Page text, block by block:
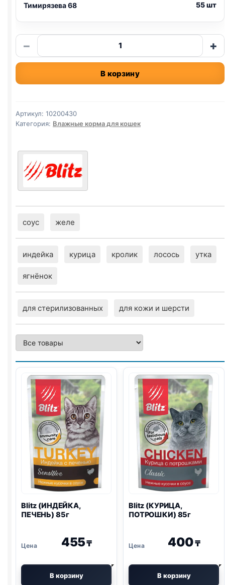
Тимирязева 68 55 шт
−
Количество
товара
Blitz
ИНДЕЙКА,
85г
+
В корзину
Артикул: 10200430
Категория: Влажные корма для кошек
соус желе
индейка курица кролик лосось утка
ягнёнок
для стерилизованных для кожи и шерсти
Blitz (ИНДЕЙКА,
ПЕЧЕНЬ) 85г
455₸
В корзину
Blitz (КУРИЦА,
ПОТРОШКИ) 85г
400₸
В корзину